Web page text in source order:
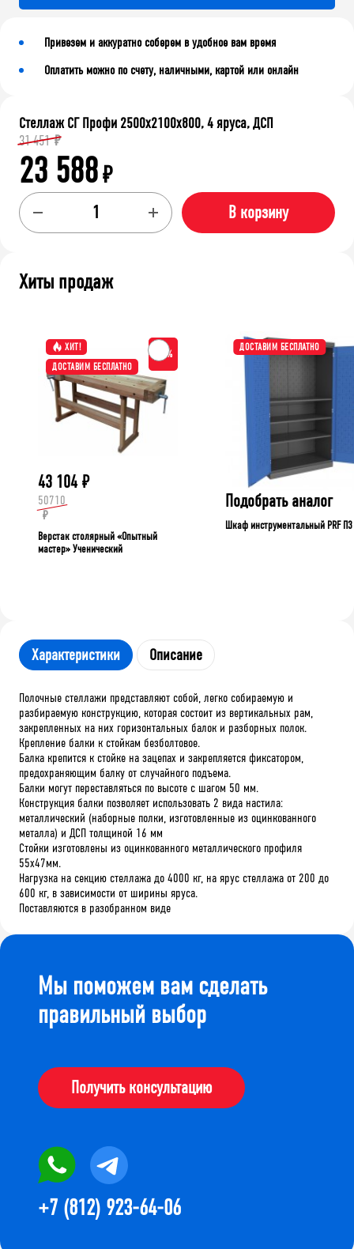
Привезем и аккуратно соберем в удобное вам время
Оплатить можно по счету, наличными, картой или онлайн
Стеллаж СГ Профи 2500х2100х800, 4 яруса, ДСП
31 451 ₽
23 588₽
В корзину
Хиты продаж
ХИТ!
ДОСТАВИМ БЕСПЛАТНО
-15%
43 104 ₽
50710
₽
Верстак столярный «Опытный
мастер» Ученический
ДОСТАВИМ БЕСПЛАТНО
Подобрать аналог
Шкаф инструментальный PRF П3
Характеристики Описание
Полочные стеллажи представляют собой, легко собираемую и
разбираемую конструкцию, которая состоит из вертикальных рам,
закрепленных на них горизонтальных балок и разборных полок.
Крепление балки к стойкам безболтовое.
Балка крепится к стойке на зацепах и закрепляется фиксатором,
предохраняющим балку от случайного подъема.
Балки могут переставляться по высоте с шагом 50 мм.
Конструкция балки позволяет использовать 2 вида настила:
металлический (наборные полки, изготовленные из оцинкованного
металла) и ДСП толщиной 16 мм
Стойки изготовлены из оцинкованного металлического профиля
55х47мм.
Нагрузка на секцию стеллажа до 4000 кг, на ярус стеллажа от 200 до
600 кг, в зависимости от ширины яруса.
Поставляются в разобранном виде
Мы поможем вам сделать
правильный выбор
Получить консультацию
+7 (812) 923-64-06